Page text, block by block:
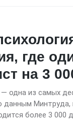
где
на 3
— одна из самых
данным Минтруда,
более 3 000